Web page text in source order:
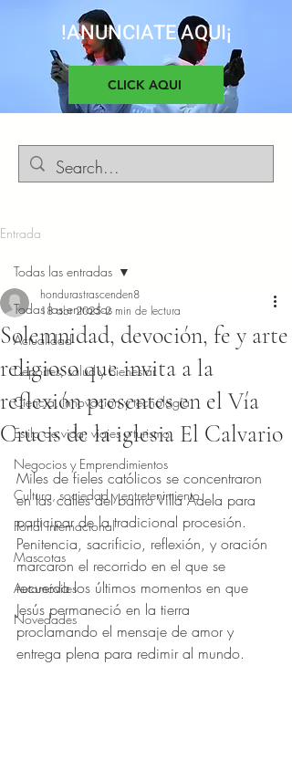
!ANUNCIATE AQUI¡
CLICK AQUI
Entrada
Todas las entradas
Actualidad
Deportes, salud y bienestar
Ciencia, Innovacion y tecnología
Estilo de vida, viajes y turismo
Negocios y Emprendimientos
Cultura, sociedad y entretenimiento
Portal Internacional
Mascotas
Automóviles
Novedades
Todas las entradas
Solemnidad, devoción, fe y arte
religioso que invita a la
reflexión presentes en el Vía
Crucis de la iglesia El Calvario
hondurastrascenden8
18 abr 2025 2 min de lectura
Obtuvo NaN de 5 estrellas.
Miles de fieles católicos se concentraron
en las calles del barrio Villa Adela para
participar de la tradicional procesión.
Penitencia, sacrificio, reflexión, y oración
marcaron el recorrido en el que se
recuerda los últimos momentos en que
Jesús permaneció en la tierra
proclamando el mensaje de amor y
entrega plena para redimir al mundo.